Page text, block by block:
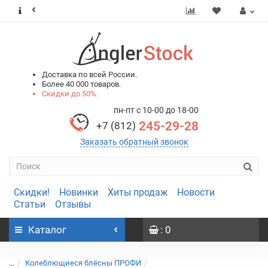
Доставка по всей России.
Более 40 000 товаров.
Скидки до 50%.
пн-пт с 10-00 до 18-00
+7 (812) 245-29-28
Заказать обратный звонок
Скидки! Новинки Хиты продаж
Новости
Статьи
Отзывы
Каталог : 0
... Колеблющиеся блёсны ПРОФИ